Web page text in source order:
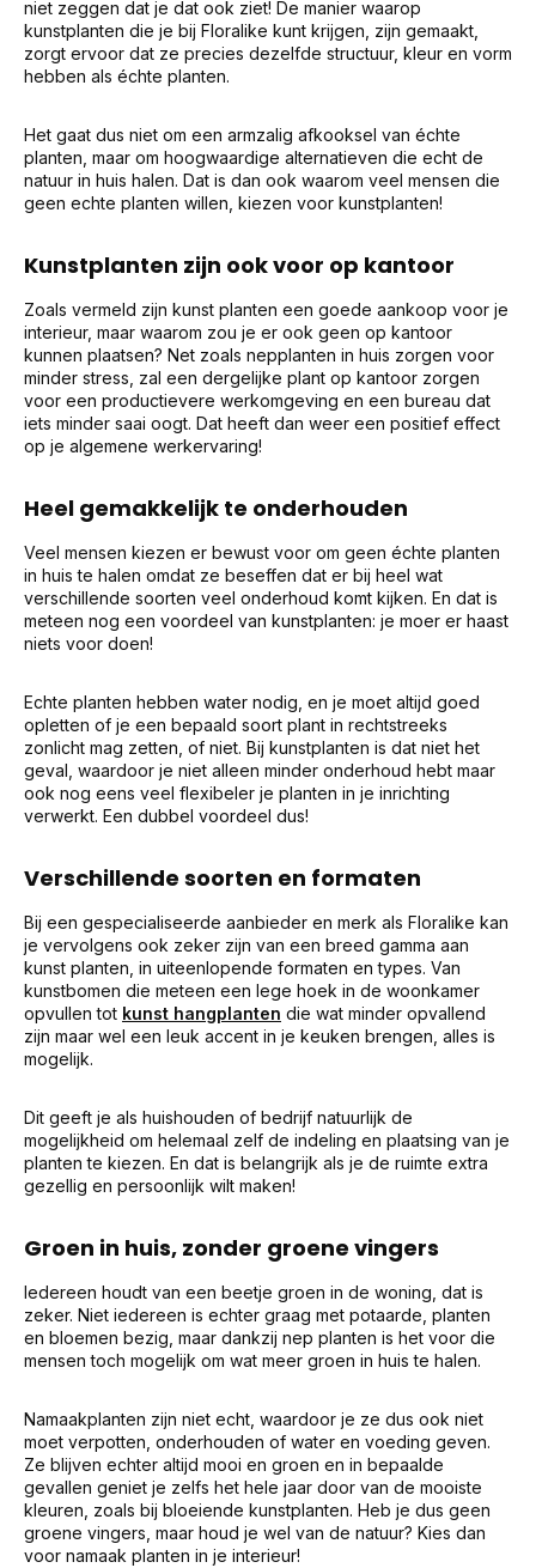
niet zeggen dat je dat ook ziet! De manier waarop
kunstplanten die je bij Floralike kunt krijgen, zijn gemaakt,
zorgt ervoor dat ze precies dezelfde structuur, kleur en vorm
hebben als échte planten.
Het gaat dus niet om een armzalig afkooksel van échte
planten, maar om hoogwaardige alternatieven die echt de
natuur in huis halen. Dat is dan ook waarom veel mensen die
geen echte planten willen, kiezen voor kunstplanten!
Kunstplanten zijn ook voor op kantoor
Zoals vermeld zijn kunst planten een goede aankoop voor je
interieur, maar waarom zou je er ook geen op kantoor
kunnen plaatsen? Net zoals nepplanten in huis zorgen voor
minder stress, zal een dergelijke plant op kantoor zorgen
voor een productievere werkomgeving en een bureau dat
iets minder saai oogt. Dat heeft dan weer een positief effect
op je algemene werkervaring!
Heel gemakkelijk te onderhouden
Veel mensen kiezen er bewust voor om geen échte planten
in huis te halen omdat ze beseffen dat er bij heel wat
verschillende soorten veel onderhoud komt kijken. En dat is
meteen nog een voordeel van kunstplanten: je moer er haast
niets voor doen!
Echte planten hebben water nodig, en je moet altijd goed
opletten of je een bepaald soort plant in rechtstreeks
zonlicht mag zetten, of niet. Bij kunstplanten is dat niet het
geval, waardoor je niet alleen minder onderhoud hebt maar
ook nog eens veel flexibeler je planten in je inrichting
verwerkt. Een dubbel voordeel dus!
Verschillende soorten en formaten
Bij een gespecialiseerde aanbieder en merk als Floralike kan
je vervolgens ook zeker zijn van een breed gamma aan
kunst planten, in uiteenlopende formaten en types. Van
kunstbomen die meteen een lege hoek in de woonkamer
opvullen tot kunst hangplanten die wat minder opvallend
zijn maar wel een leuk accent in je keuken brengen, alles is
mogelijk.
Dit geeft je als huishouden of bedrijf natuurlijk de
mogelijkheid om helemaal zelf de indeling en plaatsing van je
planten te kiezen. En dat is belangrijk als je de ruimte extra
gezellig en persoonlijk wilt maken!
Groen in huis, zonder groene vingers
Iedereen houdt van een beetje groen in de woning, dat is
zeker. Niet iedereen is echter graag met potaarde, planten
en bloemen bezig, maar dankzij nep planten is het voor die
mensen toch mogelijk om wat meer groen in huis te halen.
Namaakplanten zijn niet echt, waardoor je ze dus ook niet
moet verpotten, onderhouden of water en voeding geven.
Ze blijven echter altijd mooi en groen en in bepaalde
gevallen geniet je zelfs het hele jaar door van de mooiste
kleuren, zoals bij bloeiende kunstplanten. Heb je dus geen
groene vingers, maar houd je wel van de natuur? Kies dan
voor namaak planten in je interieur!